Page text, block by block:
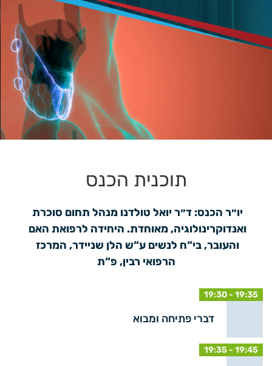
תוכנית הכנס
הרפואי רבין, פ“ת
19:30 - 19:35
דברי פתיחה ומבוא
19:35 - 19:45